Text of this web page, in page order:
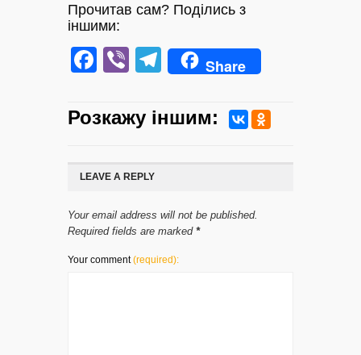
Прочитав сам? Поділись з
іншими:
Facebook
ViberTelegram
Share
Розкажу iншим:
LEAVE A REPLY
Your email address will not be published.
Required fields are marked *
Your comment(required):